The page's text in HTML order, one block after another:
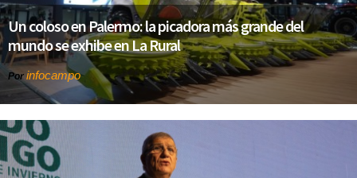
Un coloso en Palermo: la picadora más grande del
mundo se exhibe en La Rural
Por infocampo